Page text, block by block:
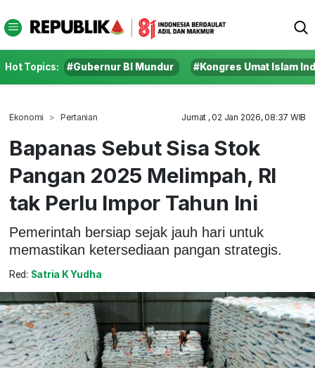
Hot Topics: #Gubernur BI Mundur #Kongres Umat Islam
Ekonomi Pertanian Jumat , 02 Jan 2026, 08:37 WIB
Bapanas Sebut Sisa Stok
Pangan 2025 Melimpah, RI
tak Perlu Impor Tahun Ini
Pemerintah bersiap sejak jauh hari untuk
memastikan ketersediaan pangan strategis.
Red: Satria K Yudha